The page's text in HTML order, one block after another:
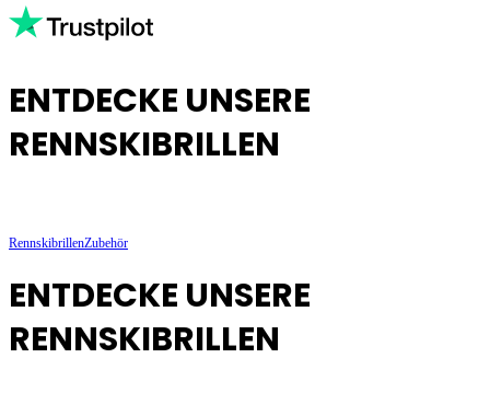
ENTDECKE UNSERE
RENNSKIBRILLEN
RennskibrillenZubehör
ENTDECKE UNSERE
RENNSKIBRILLEN